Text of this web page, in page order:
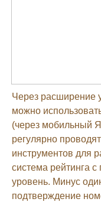
Через расширение
можно
(через мобильный
регулярно
инструментов для
система рейтинга
уровень. Минус
подтверждение